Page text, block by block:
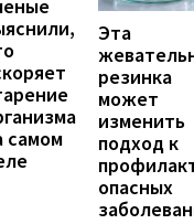
самом
Эта
резинка
может
изменить
подход к
опасных